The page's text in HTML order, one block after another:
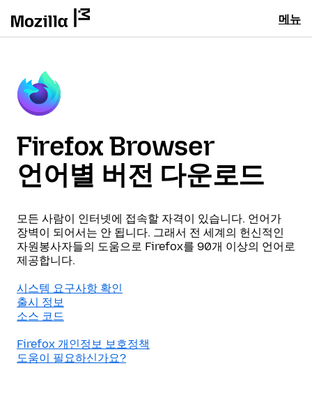
메뉴
Firefox Browser
언어별 버전 다운로드
모든 사람이 인터넷에 접속할 자격이 있습니다. 언어가
장벽이 되어서는 안 됩니다. 그래서 전 세계의 헌신적인
자원봉사자들의 도움으로 Firefox를 90개 이상의 언어로
제공합니다.
시스템 요구사항 확인
출시 정보
소스 코드
Firefox 개인정보 보호정책
도움이 필요하신가요?